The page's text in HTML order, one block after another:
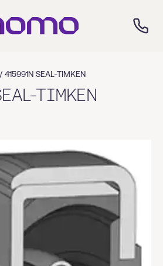
/ 415991N SEAL-TIMKEN
TIMKEN